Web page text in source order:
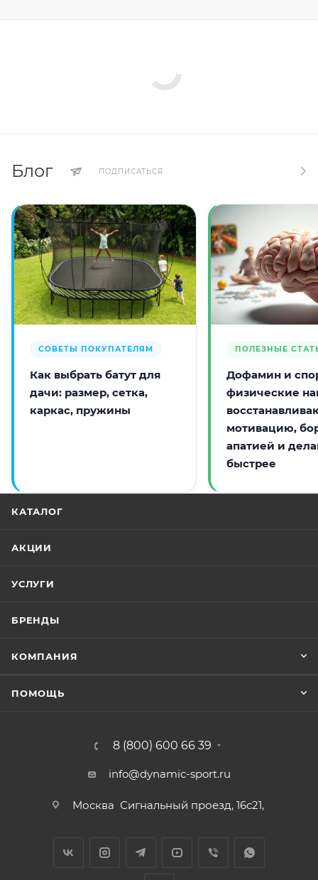
Блог ПОДПИСАТЬСЯ
СОВЕТЫ ПОКУПАТЕЛЯМ
Как выбрать батут для
дачи: размер, сетка,
каркас, пружины
ПОЛЕЗНЫЕ
Дофамин и
физические
мотивацию,
апатией и
быстрее
КАТАЛОГ
АКЦИИ
УСЛУГИ
БРЕНДЫ
КОМПАНИЯ
ПОМОЩЬ
8 (800) 600 66 39
info@dynamic-sport.ru
Москва Сигнальный проезд, 16с21,